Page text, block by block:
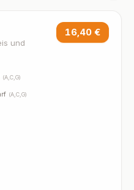
und
(A,C,G)
(A,C,G)
16,40 €